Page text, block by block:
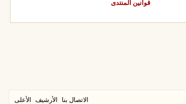
قوانين المنتدى
الاتصال بنا الأرشيف الأعلى